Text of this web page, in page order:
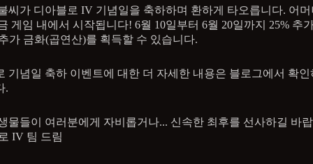
씨가 디아블로 IV 기념일을 축하하며 환하게 타오릅니다. 어
게임 내에서 시작됩니다! 6월 10일부터 6월 20일까지 25% 추
가 금화(곱연산)를 획득할 수 있습니다.
기념일 축하 이벤트에 대한 더 자세한 내용은 블로그에서 확인
.
물들이 여러분에게 자비롭거나... 신속한 최후를 선사하길 바
IV 팀 드림